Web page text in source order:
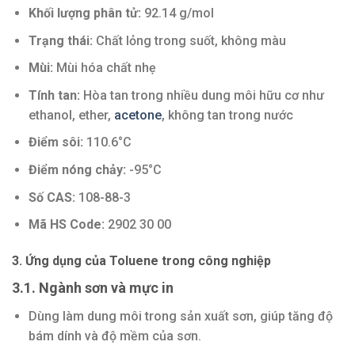
Khối lượng phân tử: 92.14 g/mol
Trạng thái: Chất lỏng trong suốt, không màu
Mùi: Mùi hóa chất nhẹ
Tính tan: Hòa tan trong nhiều dung môi hữu cơ như
ethanol, ether, acetone, không tan trong nước
Điểm sôi: 110.6°C
Điểm nóng chảy: -95°C
Số CAS: 108-88-3
Mã HS Code: 2902 30 00
3. Ứng dụng của Toluene trong công nghiệp
3.1. Ngành sơn và mực in
Dùng làm dung môi trong sản xuất sơn, giúp tăng độ
bám dính và độ mềm của sơn.